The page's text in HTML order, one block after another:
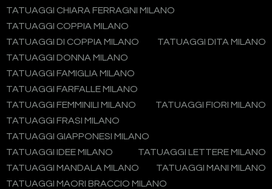
TATUAGGI CHIARA FERRAGNI MILANO
TATUAGGI COPPIA MILANO
TATUAGGI DI COPPIA MILANO
TATUAGGI DITA MILANO
TATUAGGI DONNA MILANO
TATUAGGI FAMIGLIA MILANO
TATUAGGI FARFALLE MILANO
TATUAGGI FEMMINILI MILANO
TATUAGGI FIORI MILANO
TATUAGGI FRASI MILANO
TATUAGGI GIAPPONESI MILANO
TATUAGGI IDEE MILANO
TATUAGGI LETTERE MILANO
TATUAGGI MANDALA MILANO
TATUAGGI MANI MILANO
TATUAGGI MAORI BRACCIO MILANO